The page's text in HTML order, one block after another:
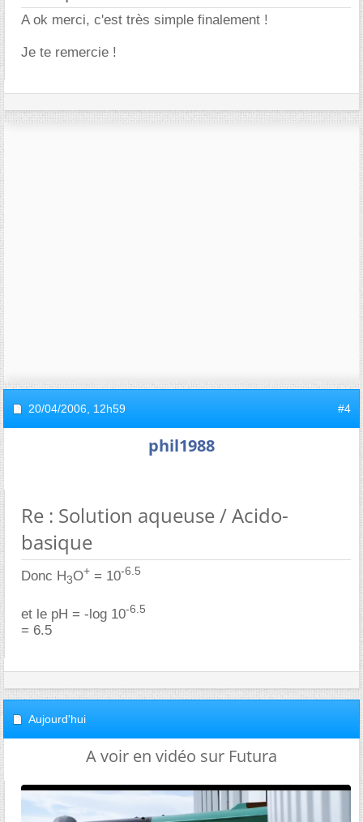
A ok merci, c'est très simple finalement !
Je te remercie !
20/04/2006, 12h59 #4
phil1988
Re : Solution aqueuse / Acido-
basique
Donc H3O+ = 10-6.5
et le pH = -log 10-6.5
= 6.5
Aujourd'hui
A voir en vidéo sur Futura